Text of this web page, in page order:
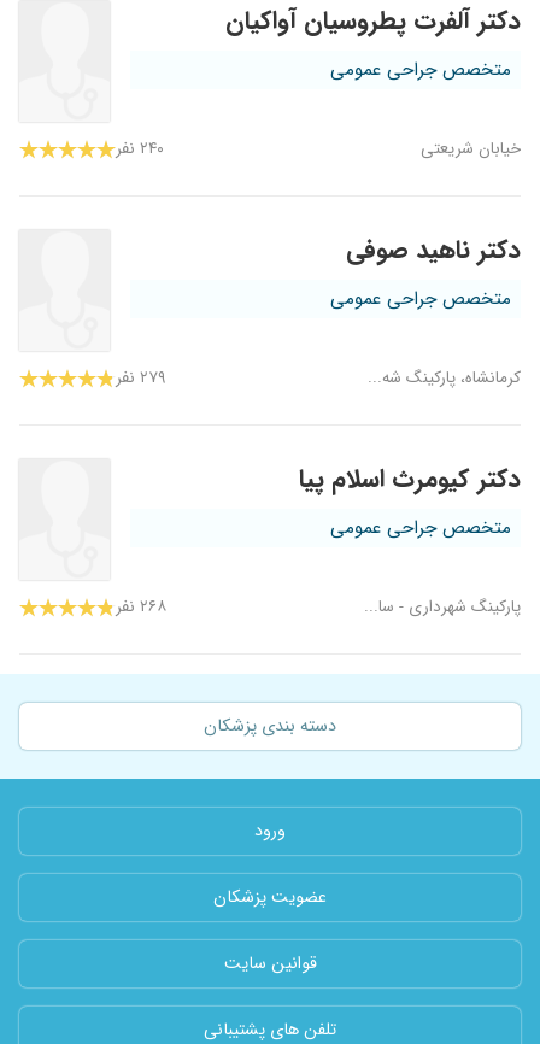
دکتر آلفرت پطروسیان آواکیان
متخصص جراحی عمومی
خیابان شریعتی ۲۴۰ نفر
دکتر ناهید صوفی
متخصص جراحی عمومی
کرمانشاه، پارکینگ شه... ۲۷۹ نفر
دکتر کیومرث اسلام پیا
متخصص جراحی عمومی
پارکینگ شهرداری - سا... ۲۶۸ نفر
دسته بندی پزشکان
ورود
عضویت پزشکان
قوانین سایت
تلفن های پشتیبانی